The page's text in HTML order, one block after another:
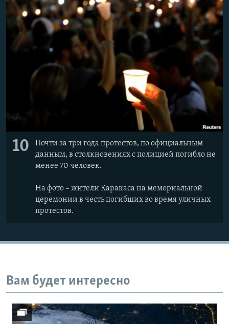
10
Почти за три года протестов, по официальным
данным, в столкновениях с полицией погибло не
менее 70 человек.
На фото – жители Каракаса на мемориальной
церемонии в честь погибших во время уличных
протестов.
Вам будет интересно